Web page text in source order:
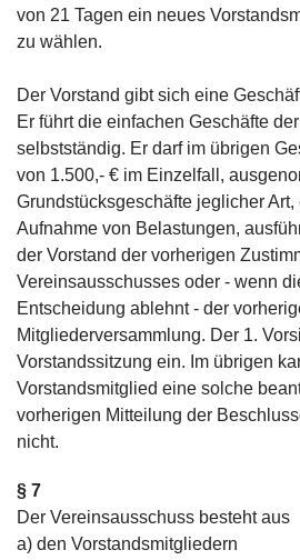
von 21 Tagen ein neues
zu wählen.
Der Vorstand gibt sich eine
Er führt die einfachen Geschäfte
selbstständig. Er darf im übrigen
von 1.500,- € im Einzelfall,
Grundstücksgeschäfte jeglicher
Aufnahme von Belastungen,
der Vorstand der vorherigen
Vereinsausschusses oder - wenn
Entscheidung ablehnt - der
Mitgliederversammlung. Der 1.
Vorstandssitzung ein. Im übrigen
Vorstandsmitglied eine solche
vorherigen Mitteilung der
nicht.
§ 7
Der Vereinsausschuss besteht aus
a) den Vorstandsmitgliedern